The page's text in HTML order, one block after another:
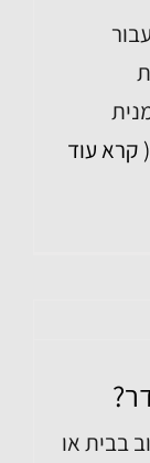
( קרא עוד
בבית או